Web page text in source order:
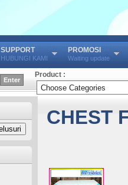
SUPPORT
HUBUNGI KAMI
PROMOSI
Waiting update
Product :
CHEST